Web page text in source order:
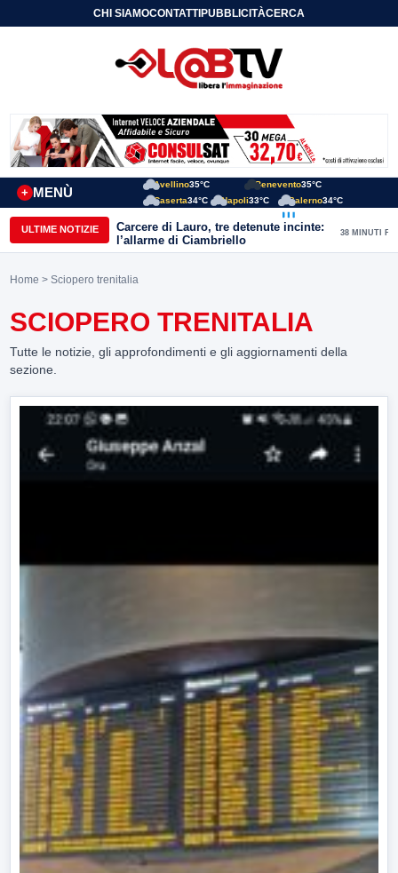
CHI SIAMOCONTATTIPUBBLICITÀCERCA
MENÙ
+
Avellino35°C Benevento35°C
Caserta34°C Napoli33°C Salerno34°C
ULTIME NOTIZIE
Carcere di Lauro, tre detenute incinte:
l’allarme di Ciambriello
38 MINUTI FA
Home > Sciopero trenitalia
SCIOPERO TRENITALIA
Tutte le notizie, gli approfondimenti e gli aggiornamenti della
sezione.